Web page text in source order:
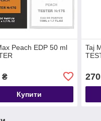
Peach EDP 50 ml
₴
Купити
Taj
270